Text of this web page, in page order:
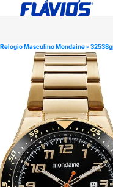
Relogio Masculino Mondaine -